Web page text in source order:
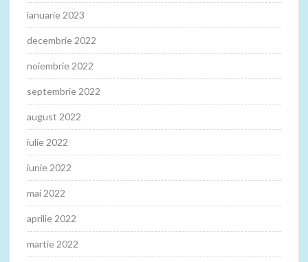
ianuarie 2023
decembrie 2022
noiembrie 2022
septembrie 2022
august 2022
iulie 2022
iunie 2022
mai 2022
aprilie 2022
martie 2022